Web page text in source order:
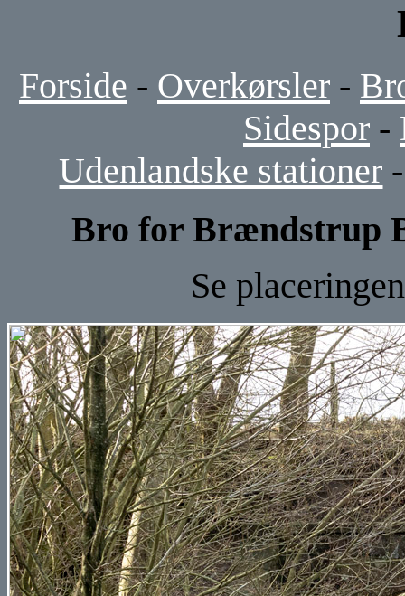
Forside - Overkørsler -
Sidespor -
Udenlandske stationer
Bro for Brændstrup
Se